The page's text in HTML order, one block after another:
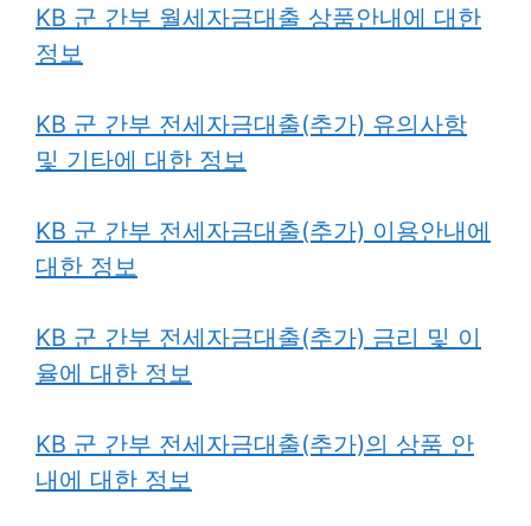
KB 군 간부 월세자금대출 상품안내에 대한
정보
KB 군 간부 전세자금대출(추가) 유의사항
및 기타에 대한 정보
KB 군 간부 전세자금대출(추가) 이용안내에
대한 정보
KB 군 간부 전세자금대출(추가) 금리 및 이
율에 대한 정보
KB 군 간부 전세자금대출(추가)의 상품 안
내에 대한 정보